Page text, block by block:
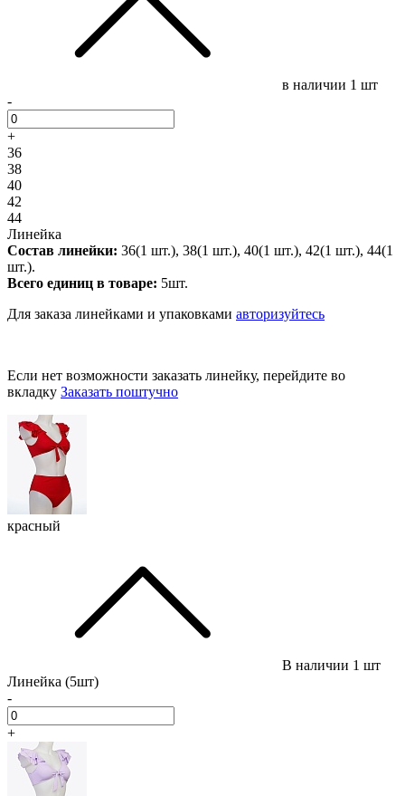
в наличии 1 шт
-
+
36
38
40
42
44
Линейка
Состав линейки: 36(1 шт.), 38(1 шт.), 40(1 шт.), 42(1 шт.), 44(1
шт.).
Всего единиц в товаре: 5шт.
Для заказа линейками и упаковками авторизуйтесь
Если нет возможности заказать линейку, перейдите во
вкладку Заказать поштучно
красный
В наличии 1 шт
Линейка (5шт)
-
+